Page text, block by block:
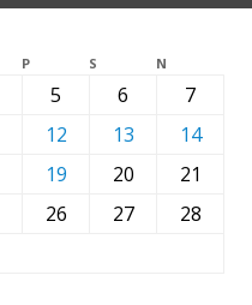
P S N
5 6
7
12 13
14
19 20
21
26 27
28